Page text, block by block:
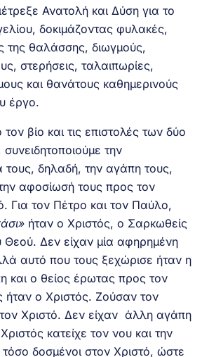
Ανατολή και Δύση για το
δοκιμάζοντας φυλακές,
της θαλάσσης, διωγμούς,
στερήσεις, ταλαιπωρίες,
και θανάτους καθημερινούς
έργο.
βίο και τις επιστολές των δύο
την
τους, δηλαδή, την αγάπη τους,
αφοσίωσή τους προς τον
Για τον Πέτρο και τον Παύλο,
ήταν ο Χριστός, ο Σαρκωθείς
Θεού. Δεν είχαν μία αφηρημένη
αυτό που τους ξεχώρισε ήταν η
και ο θείος έρωτας προς τον
ήταν ο Χριστός. Ζούσαν τον
Χριστό. Δεν είχαν άλλη αγάπη
κατείχε τον νου και την
δοσμένοι στον Χριστό, ώστε